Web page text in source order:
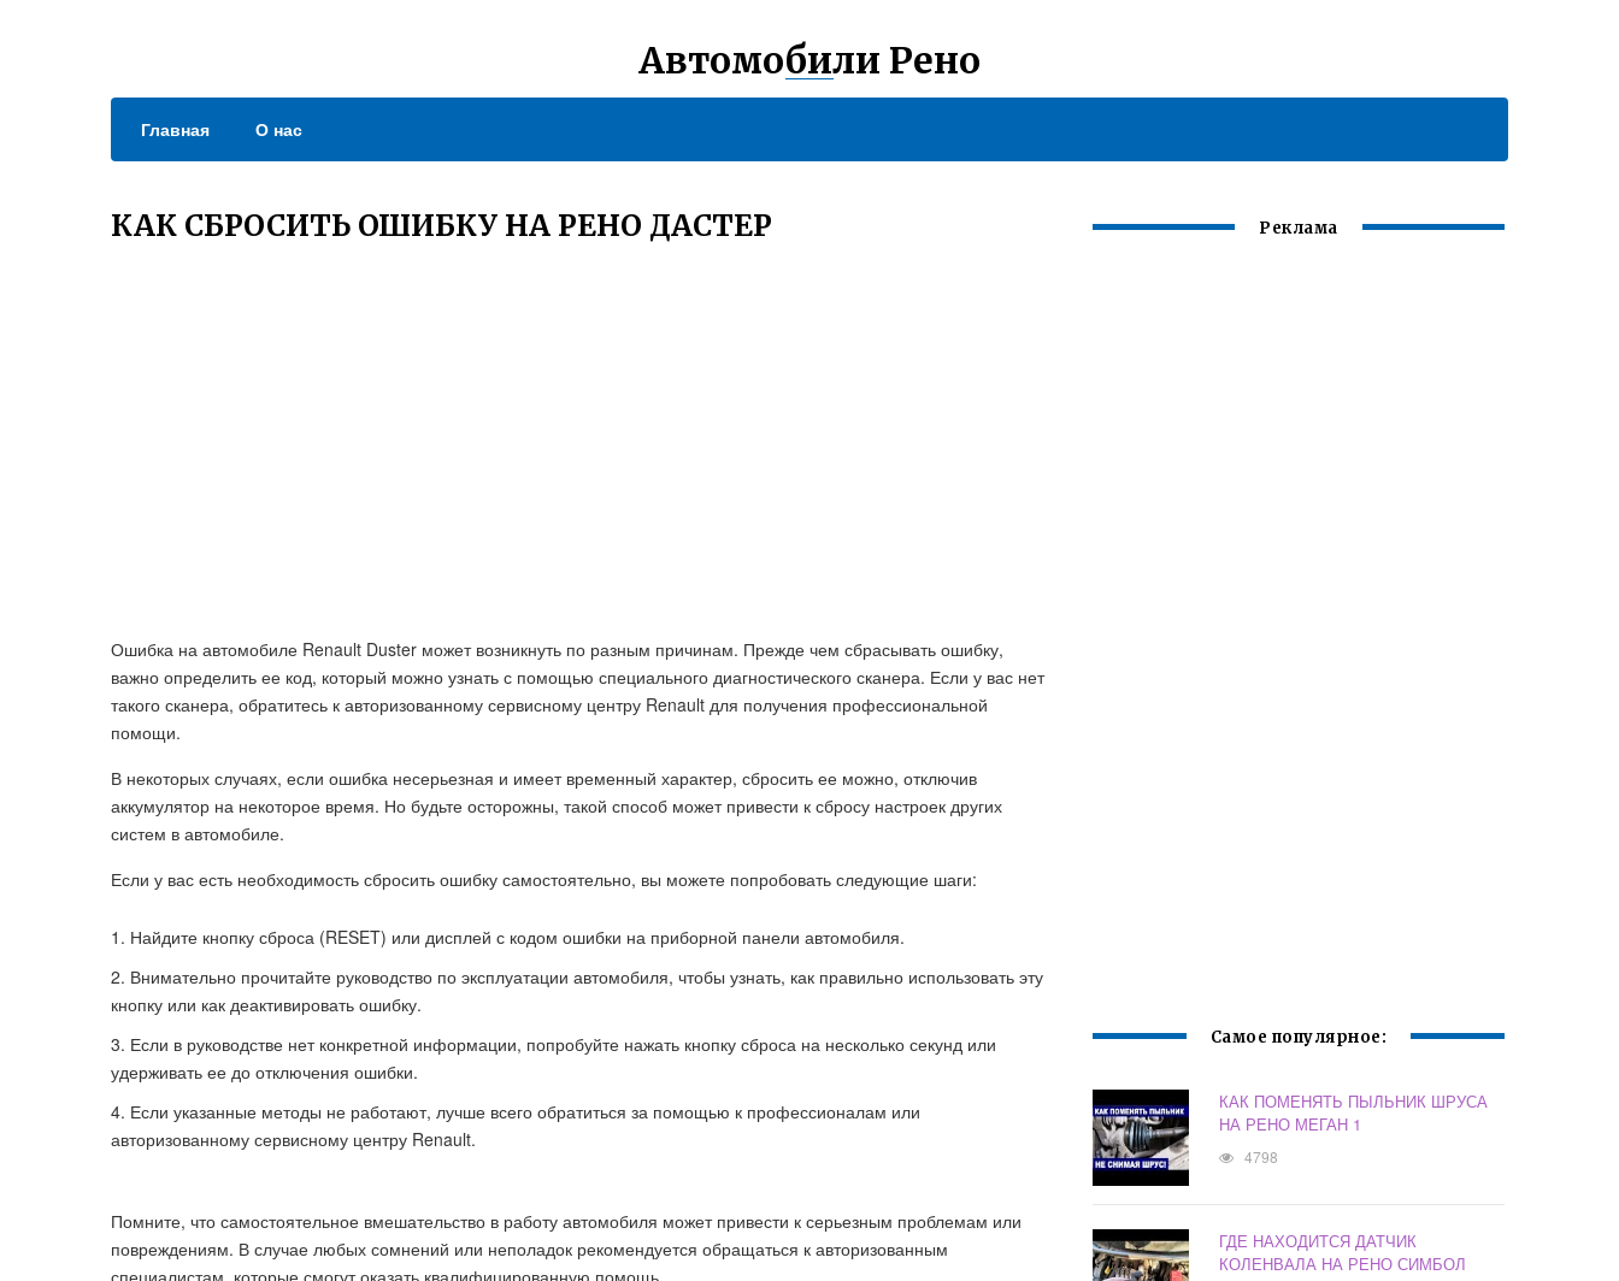
Автомобили Рено
Главная О нас
КАК СБРОСИТЬ ОШИБКУ НА РЕНО ДАСТЕР
Ошибка на автомобиле Renault Duster может возникнуть по разным причинам. Прежде чем сбрасывать ошибку,
важно определить ее код, который можно узнать с помощью специального диагностического сканера. Если у вас нет
такого сканера, обратитесь к авторизованному сервисному центру Renault для получения профессиональной
помощи.
В некоторых случаях, если ошибка несерьезная и имеет временный характер, сбросить ее можно, отключив
аккумулятор на некоторое время. Но будьте осторожны, такой способ может привести к сбросу настроек других
систем в автомобиле.
Если у вас есть необходимость сбросить ошибку самостоятельно, вы можете попробовать следующие шаги:
Найдите кнопку сброса (RESET) или дисплей с кодом ошибки на приборной панели автомобиля.
Внимательно прочитайте руководство по эксплуатации автомобиля, чтобы узнать, как правильно использовать эту
кнопку или как деактивировать ошибку.
Если в руководстве нет конкретной информации, попробуйте нажать кнопку сброса на несколько секунд или
удерживать ее до отключения ошибки.
Если указанные методы не работают, лучше всего обратиться за помощью к профессионалам или
авторизованному сервисному центру Renault.
Помните, что самостоятельное вмешательство в работу автомобиля может привести к серьезным проблемам или
повреждениям. В случае любых сомнений или неполадок рекомендуется обращаться к авторизованным
специалистам, которые смогут оказать квалифицированную помощь.
Реклама
Самое популярное:
КАК ПОМЕНЯТЬ ПЫЛЬНИК ШРУСА
НА РЕНО МЕГАН 1
4798
ГДЕ НАХОДИТСЯ ДАТЧИК
КОЛЕНВАЛА НА РЕНО СИМБОЛ